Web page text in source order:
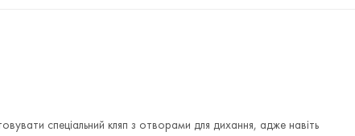
спеціальний кляп з отворами для дихання, адже навіть